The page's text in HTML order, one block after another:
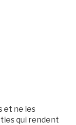
et ne les
qui rendent